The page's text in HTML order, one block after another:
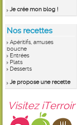
Je crée mon blog !
Nos recettes
Apéritifs, amuses
bouche
Entrées
Plats
Desserts
Je propose une recette
Visitez iTerroir